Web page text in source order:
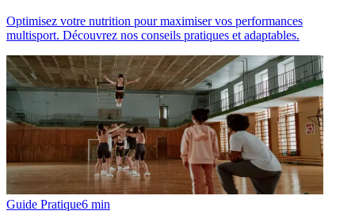
Optimisez votre nutrition pour maximiser vos performances
multisport. Découvrez nos conseils pratiques et adaptables.
Guide Pratique6 min